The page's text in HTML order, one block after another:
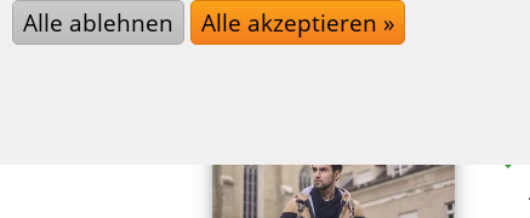
Alle ablehnen
Alle akzeptieren »